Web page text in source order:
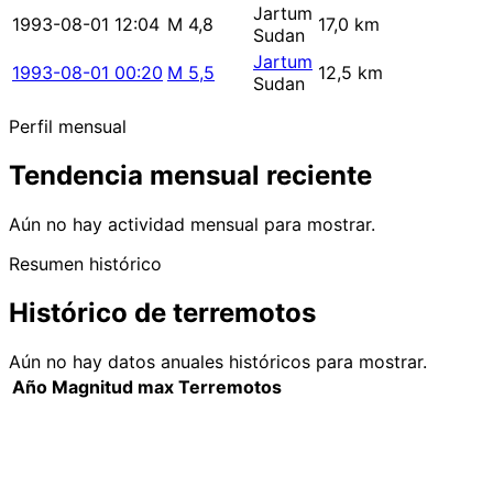
1993-08-01 12:04 M 4,8
Jartum
Sudan
17,0 km
1993-08-01 00:20 M 5,5
Jartum
Sudan
12,5 km
Perfil mensual
Tendencia mensual reciente
Aún no hay actividad mensual para mostrar.
Resumen histórico
Histórico de terremotos
Aún no hay datos anuales históricos para mostrar.
Año Magnitud max Terremotos